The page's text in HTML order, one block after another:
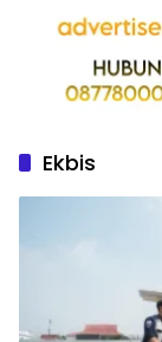
Ekbis